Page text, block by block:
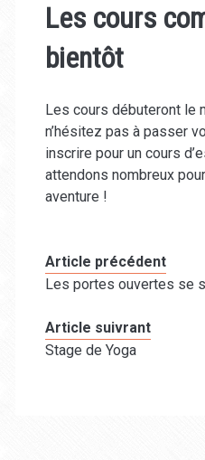
Les cours
bientôt
Les cours débuteront le
n’hésitez pas à passer
inscrire pour un cours
attendons nombreux
aventure !
Article précédent
Les portes ouvertes se
Article suivrant
Stage de Yoga